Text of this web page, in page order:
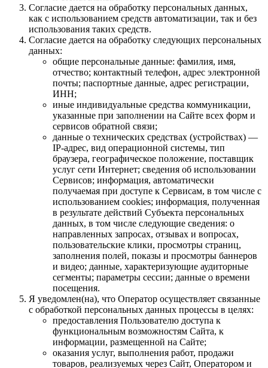
Согласие дается на обработку персональных данных,
как с использованием средств автоматизации, так и без
использования таких средств.
Согласие дается на обработку следующих персональных
данных:
общие персональные данные: фамилия, имя,
отчество; контактный телефон, адрес электронной
почты; паспортные данные, адрес регистрации,
ИНН;
иные индивидуальные средства коммуникации,
указанные при заполнении на Сайте всех форм и
сервисов обратной связи;
данные о технических средствах (устройствах) —
IP-адрес, вид операционной системы, тип
браузера, географическое положение, поставщик
услуг сети Интернет; сведения об использовании
Сервисов; информация, автоматически
получаемая при доступе к Сервисам, в том числе с
использованием cookies; информация, полученная
в результате действий Субъекта персональных
данных, в том числе следующие сведения: о
направленных запросах, отзывах и вопросах,
пользовательские клики, просмотры страниц,
заполнения полей, показы и просмотры баннеров
и видео; данные, характеризующие аудиторные
сегменты; параметры сессии; данные о времени
посещения.
Я уведомлен(на), что Оператор осуществляет связанные
с обработкой персональных данных процессы в целях:
предоставления Пользователю доступа к
функциональным возможностям Сайта, к
информации, размещенной на Сайте;
оказания услуг, выполнения работ, продажи
товаров, реализуемых через Сайт, Оператором и